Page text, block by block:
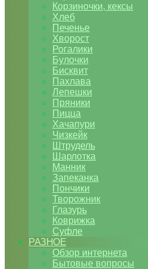
Корзиночки, кексы
Хлеб
Печенье
Хворост
Рогалики
Булочки
Бисквит
Пахлава
Лепешки
Пряники
Пицца
Хачапури
Чизкейк
Штрудель
Шарлотка
Манник
Запеканка
Пончики
Творожник
Глазурь
Коврижка
Суфле
РАЗНОЕ
Обзор интернета
Бытовые вопросы